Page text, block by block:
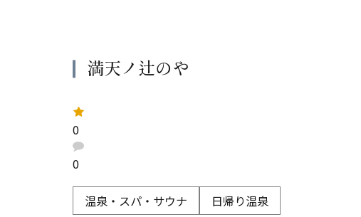
満天ノ辻のや
温泉・スパ・サウナ 日帰り温泉
レ
ー
ト
：
0
口
コ
ミ
0